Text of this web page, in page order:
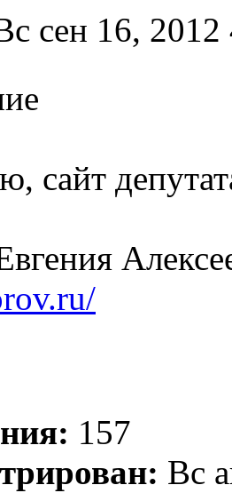
сен 16, 2012
сайт
157
Вс